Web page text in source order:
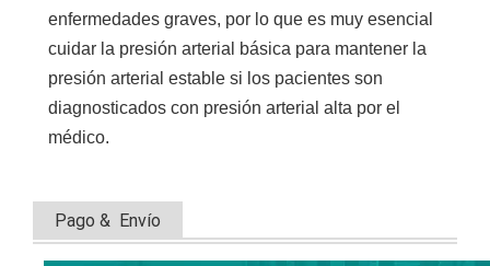
enfermedades graves, por lo que es muy esencial
cuidar la presión arterial básica para mantener la
presión arterial estable si los pacientes son
diagnosticados con presión arterial alta por el
médico.
Pago & Envío